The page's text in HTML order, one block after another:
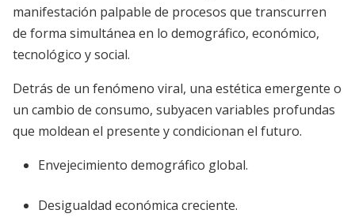
manifestación palpable de procesos que transcurren
de forma simultánea en lo demográfico, económico,
tecnológico y social.
Detrás de un fenómeno viral, una estética emergente o
un cambio de consumo, subyacen variables profundas
que moldean el presente y condicionan el futuro.
Envejecimiento demográfico global.
Desigualdad económica creciente.